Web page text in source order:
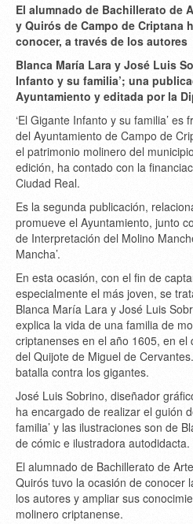
El alumnado de Bachillerato de
y Quirós de Campo de Criptana
conocer, a través de los autores
Blanca María Lara y José Luis
Infanto y su familia’; una
Ayuntamiento y editada por la
‘El Gigante Infanto y su familia’
del Ayuntamiento de Campo de
el patrimonio molinero del
edición, ha contado con la
Ciudad Real.
Es la segunda publicación,
promueve el Ayuntamiento, junto
de Interpretación del Molino
Mancha’.
En esta ocasión, con el fin de
especialmente el más joven, se
Blanca María Lara y José Luis
explica la vida de una familia de
criptanenses en el año 1605, en
del Quijote de Miguel de
batalla contra los gigantes.
José Luis Sobrino, diseñador
ha encargado de realizar el guión
familia’ y las ilustraciones son de
de cómic e ilustradora autodidacta.
El alumnado de Bachillerato de
Quirós tuvo la ocasión de conocer
los autores y ampliar sus
molinero criptanense.